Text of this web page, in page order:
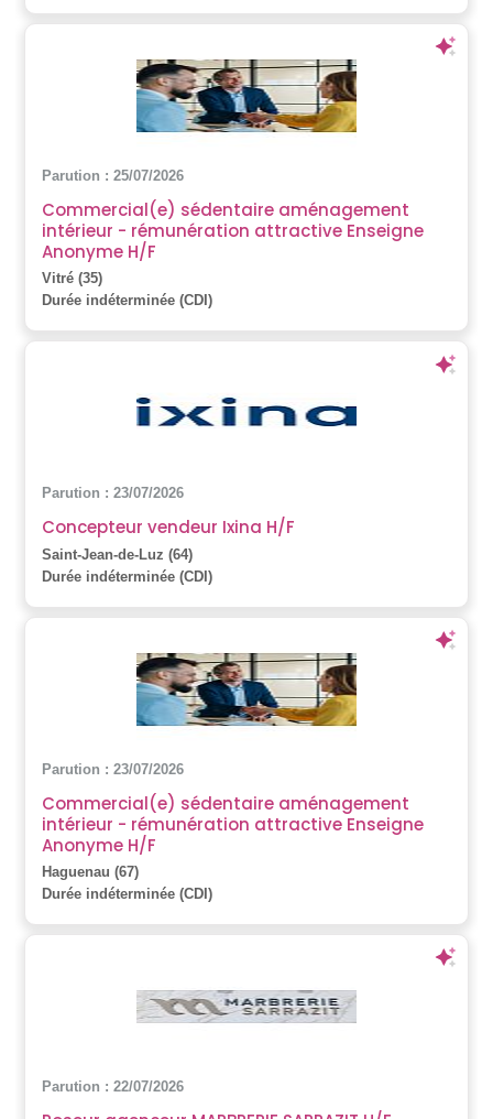
Parution : 25/07/2026
Commercial(e) sédentaire aménagement
intérieur - rémunération attractive Enseigne
Anonyme H/F
Vitré (35)
Durée indéterminée (CDI)
Parution : 23/07/2026
Concepteur vendeur Ixina H/F
Saint-Jean-de-Luz (64)
Durée indéterminée (CDI)
Parution : 23/07/2026
Commercial(e) sédentaire aménagement
intérieur - rémunération attractive Enseigne
Anonyme H/F
Haguenau (67)
Durée indéterminée (CDI)
Parution : 22/07/2026